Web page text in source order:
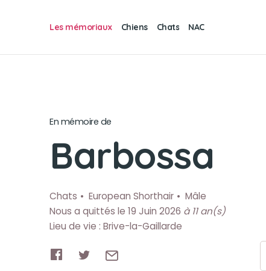
Les mémoriaux Chiens Chats NAC
En mémoire de
Barbossa
Chats European Shorthair
Mâle
Nous a quittés le 19 Juin 2026 à 11 an(s)
Lieu de vie : Brive-la-Gaillarde